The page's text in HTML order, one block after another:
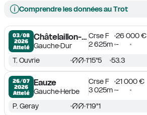
Comprendre les données au Trot
03/08
2026
Attelé
Châtelaillon-La Rochelle
GaucheDur
Crse F
26 000 €
2 625m -
T. Ouvrie 1'15''5 53.3
26/07
2026
Attelé
Eauze
GaucheHerbe
Crse F
21 000 €
3 025m -
P. Geray 1'19''1